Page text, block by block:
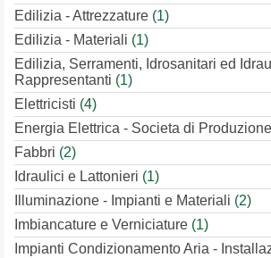
Edilizia - Attrezzature (1)
Edilizia - Materiali (1)
Edilizia, Serramenti, Idrosanitari ed
Rappresentanti (1)
Elettricisti (4)
Energia Elettrica - Societa di Produzione
Fabbri (2)
Idraulici e Lattonieri (1)
Illuminazione - Impianti e Materiali (2)
Imbiancature e Verniciature (1)
Impianti Condizionamento Aria -